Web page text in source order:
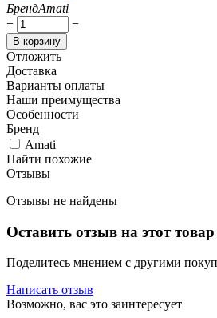
БрендAmati
+
−
В корзину
Отложить
Доставка
Варианты оплаты
Наши преимущества
Особенности
Бренд
Amati
Найти похожие
Отзывы
Отзывы не найдены
Оставить отзыв на этот товар
Поделитесь мнением с другими
Написать отзыв
Возможно, вас это заинтересует